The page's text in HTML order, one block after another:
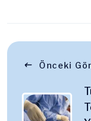
Önceki